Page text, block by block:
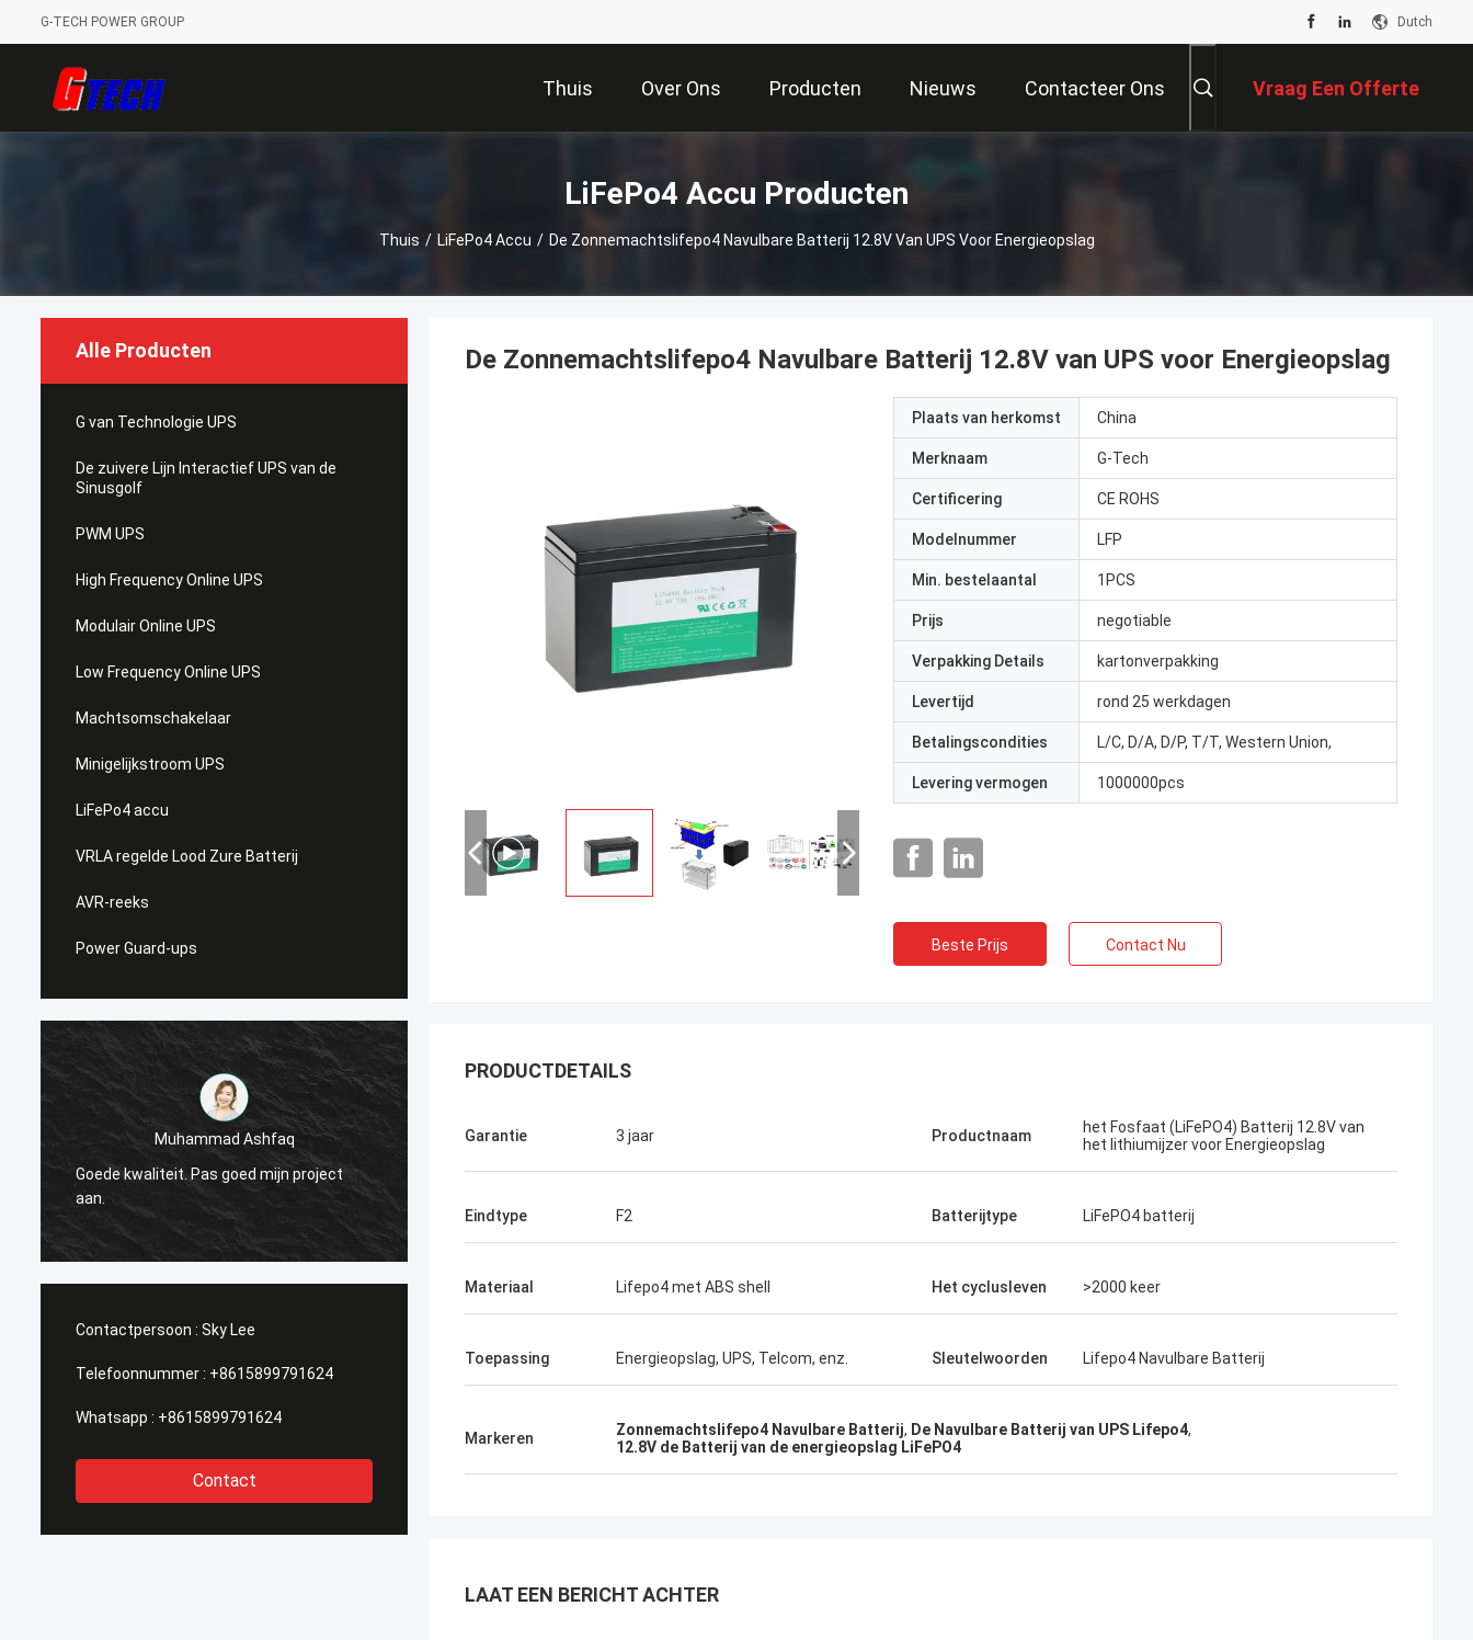
G-TECH POWER GROUP Dutch
Thuis Over Ons Producten Nieuws Contacteer Ons Vraag Een Offerte
LiFePo4 Accu Producten
Thuis / LiFePo4 Accu / De Zonnemachtslifepo4 Navulbare Batterij 12.8V Van UPS Voor Energieopslag
Alle Producten
G van Technologie UPS
De zuivere Lijn Interactief UPS van de
Sinusgolf
PWM UPS
High Frequency Online UPS
Modulair Online UPS
Low Frequency Online UPS
Machtsomschakelaar
Minigelijkstroom UPS
LiFePo4 accu
VRLA regelde Lood Zure Batterij
AVR-reeks
Power Guard-ups
Muhammad Ashfaq
Goede kwaliteit. Pas goed mijn project
aan.
Ik ben zeer tevreden met producten g-
Technologie, is de kwaliteit zeer goed en
ik het!
Contactpersoon : Sky Lee
Telefoonnummer : +8615899791624
Whatsapp : +8615899791624
Contact
De Zonnemachtslifepo4 Navulbare Batterij 12.8V van UPS voor Energieopslag
Plaats van herkomst China
Merknaam G-Tech
Certificering CE ROHS
Modelnummer LFP
Min. bestelaantal 1PCS
Prijs negotiable
Verpakking Details kartonverpakking
Levertijd rond 25 werkdagen
Betalingscondities L/C, D/A, D/P, T/T, Western Union,
Levering vermogen 1000000pcs
Beste Prijs Contact Nu
PRODUCTDETAILS
Garantie 3 jaar Productnaam
het Fosfaat (LiFePO4) Batterij 12.8V van
het lithiumijzer voor Energieopslag
Eindtype F2 Batterijtype LiFePO4 batterij
Materiaal Lifepo4 met ABS shell Het cyclusleven >2000 keer
Toepassing Energieopslag, UPS, Telcom, enz. Sleutelwoorden Lifepo4 Navulbare Batterij
Markeren Zonnemachtslifepo4 Navulbare Batterij, De Navulbare Batterij van UPS Lifepo4,
12.8V de Batterij van de energieopslag LiFePO4
LAAT EEN BERICHT ACHTER